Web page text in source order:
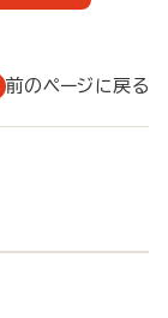
前のページに戻る